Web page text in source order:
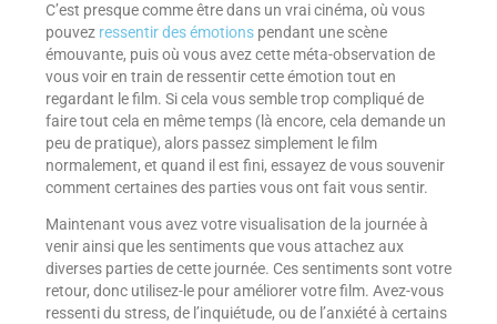
C’est presque comme être dans un vrai cinéma, où vous
pouvez ressentir des émotionspendant une scène
émouvante, puis où vous avez cette méta-observation de
vous voir en train de ressentir cette émotion tout en
regardant le film. Si cela vous semble trop compliqué de
faire tout cela en même temps (là encore, cela demande un
peu de pratique), alors passez simplement le film
normalement, et quand il est fini, essayez de vous souvenir
comment certaines des parties vous ont fait vous sentir.
Maintenant vous avez votre visualisation de la journée à
venir ainsi que les sentiments que vous attachez aux
diverses parties de cette journée. Ces sentiments sont votre
retour, donc utilisez-le pour améliorer votre film. Avez-vous
ressenti du stress, de l’inquiétude, ou de l’anxiété à certains